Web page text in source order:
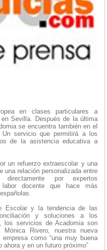
en clases particulares a
Sevilla. Después de la última
se encuentra también en el
servicio que permitirá a los
de la asistencia educativa a
un refuerzo extraescolar y una
una relación personalizada entre
directamente por expertos
labor docente que hace más
Escolar y la tendencia de las
y soluciones a los
los servicios de Acadomia son
Rivero, nuestra nueva
como “una muy buena
y en un futuro próximo”